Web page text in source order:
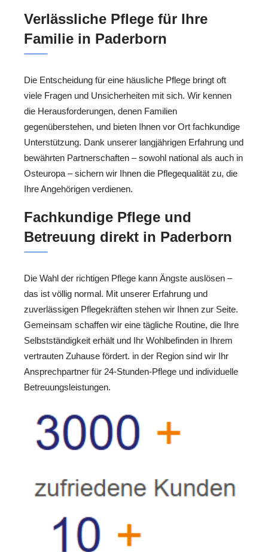
Verlässliche Pflege für Ihre
Familie in Paderborn
Die Entscheidung für eine häusliche Pflege bringt oft
viele Fragen und Unsicherheiten mit sich. Wir kennen
die Herausforderungen, denen Familien
gegenüberstehen, und bieten Ihnen vor Ort fachkundige
Unterstützung. Dank unserer langjährigen Erfahrung und
bewährten Partnerschaften – sowohl national als auch in
Osteuropa – sichern wir Ihnen die Pflegequalität zu, die
Ihre Angehörigen verdienen.
Fachkundige Pflege und
Betreuung direkt in Paderborn
Die Wahl der richtigen Pflege kann Ängste auslösen –
das ist völlig normal. Mit unserer Erfahrung und
zuverlässigen Pflegekräften stehen wir Ihnen zur Seite.
Gemeinsam schaffen wir eine tägliche Routine, die Ihre
Selbstständigkeit erhält und Ihr Wohlbefinden in Ihrem
vertrauten Zuhause fördert. in der Region sind wir Ihr
Ansprechpartner für 24-Stunden-Pflege und individuelle
Betreuungsleistungen.